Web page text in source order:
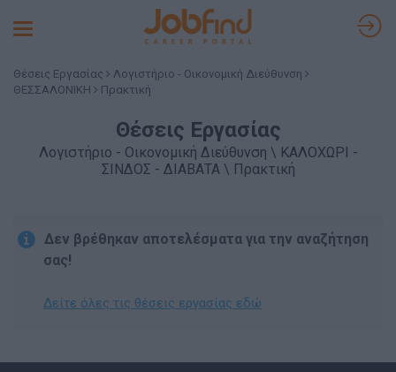
Toggle
Θέσεις Εργασίας
Λογιστήριο - Οικονομική Διεύθυνση
ΘΕΣΣΑΛΟΝΙΚΗ
Πρακτική
Θέσεις Εργασίας
Λογιστήριο - Οικονομική Διεύθυνση \ ΚΑΛΟΧΩΡΙ -
ΣΙΝΔΟΣ - ΔΙΑΒΑΤΑ \ Πρακτική
Δεν βρέθηκαν αποτελέσματα για την αναζήτηση
σας!
Δείτε όλες τις θέσεις εργασίας εδώ